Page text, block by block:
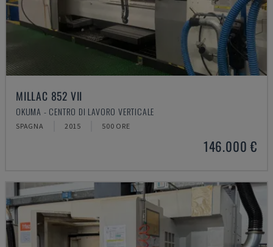
MILLAC 852 VII
OKUMA - CENTRO DI LAVORO VERTICALE
SPAGNA 2015 500 ORE
146.000 €